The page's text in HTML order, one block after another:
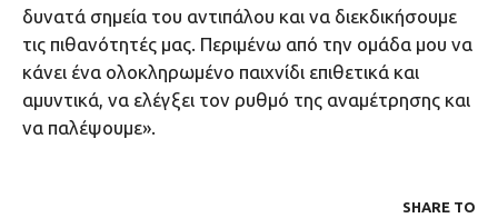
δυνατά σημεία του αντιπάλου και να διεκδικήσουμε
τις πιθανότητές μας. Περιμένω από την ομάδα μου να
κάνει ένα ολοκληρωμένο παιχνίδι επιθετικά και
αμυντικά, να ελέγξει τον ρυθμό της αναμέτρησης και
να παλέψουμε».
SHARE ΤΟ